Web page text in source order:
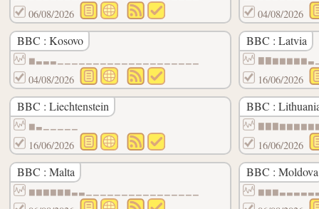
06/08/2026 04/08/2026
BBC : Kosovo
▆▃▃▃▁▁▁▁▁▁▁▁▁▁▁▁▁▁▁▁▁▁▁▁
04/08/2026
BBC : Latvia
16/06/2026
BBC : Liechtenstein
▆▃▁▁▁▁▁
16/06/2026
BBC :
16/06/2026
BBC : Malta
▆▆▆▆▆▆▃▃▁▁▁▁▁▁▁▁▁▁▁▁▁▁▁▁
BBC : Moldova